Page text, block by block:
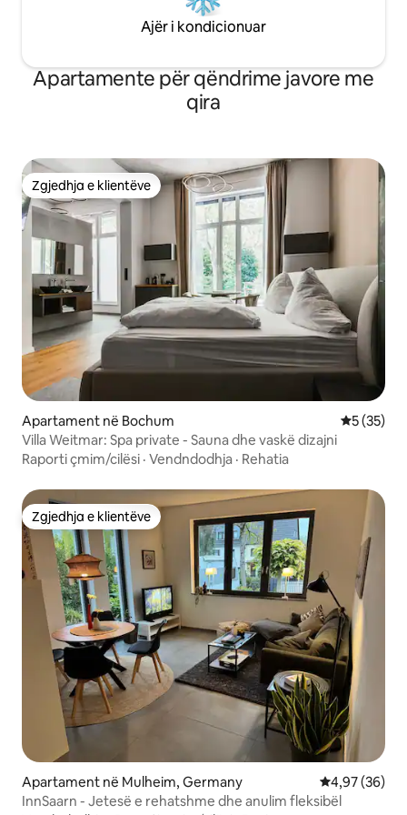
Ajër i kondicionuar
Apartamente për qëndrime javore me
qira
Zgjedhja e klientëve
Zgjedhja e klientëve
Apartament në Bochum Vlerësimi
5 (35)
Villa Weitmar: Spa private - Sauna dhe vaskë dizajni
Raporti çmim/cilësi · Vendndodhja · Rehatia
Zgjedhja e klientëve
Zgjedhja e klientëve
Apartament në Mulheim, Germany Vlerësimi
4,97 (36)
InnSaarn - Jetesë e rehatshme dhe anulim fleksibël